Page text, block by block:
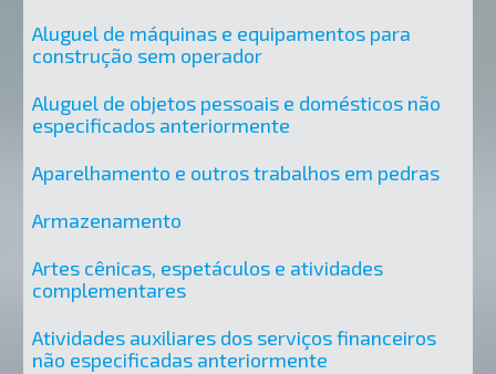
Aluguel de máquinas e equipamentos para
construção sem operador
Aluguel de objetos pessoais e domésticos não
especificados anteriormente
Aparelhamento e outros trabalhos em pedras
Armazenamento
Artes cênicas, espetáculos e atividades
complementares
Atividades auxiliares dos serviços financeiros
não especificadas anteriormente